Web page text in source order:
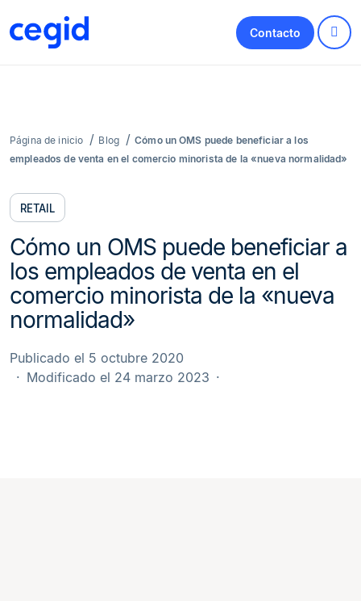
Contacto
Página de inicio Blog
Cómo un OMS puede beneficiar a los
empleados de venta en el comercio minorista de la «nueva normalidad»
RETAIL
Cómo un OMS puede beneficiar a
los empleados de venta en el
comercio minorista de la «nueva
normalidad»
Publicado el 5 octubre 2020
Modificado el 24 marzo 2023